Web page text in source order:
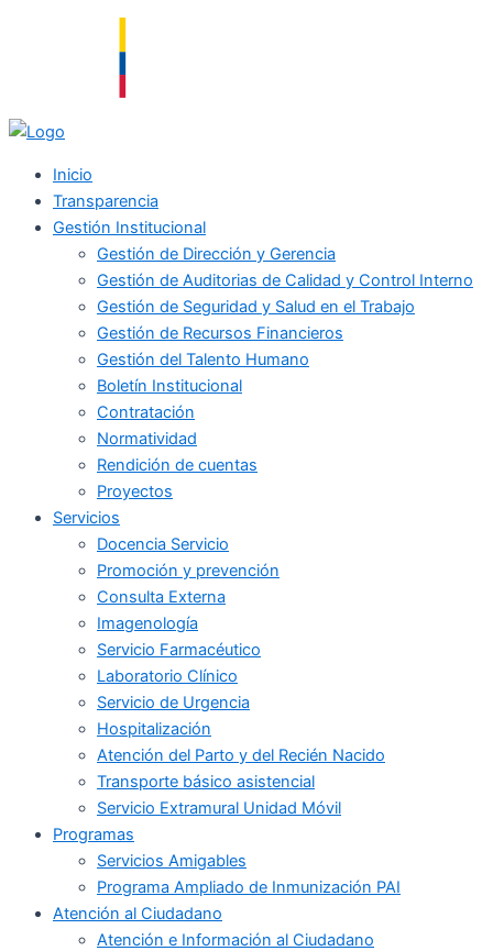
Inicio
Transparencia
Gestión Institucional
Gestión de Dirección y Gerencia
Gestión de Auditorias de Calidad y Control Interno
Gestión de Seguridad y Salud en el Trabajo
Gestión de Recursos Financieros
Gestión del Talento Humano
Boletín Institucional
Contratación
Normatividad
Rendición de cuentas
Proyectos
Servicios
Docencia Servicio
Promoción y prevención
Consulta Externa
Imagenología
Servicio Farmacéutico
Laboratorio Clínico
Servicio de Urgencia
Hospitalización
Atención del Parto y del Recién Nacido
Transporte básico asistencial
Servicio Extramural Unidad Móvil
Programas
Servicios Amigables
Programa Ampliado de Inmunización PAI
Atención al Ciudadano
Atención e Información al Ciudadano